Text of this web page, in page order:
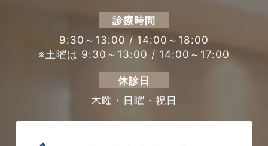
診療時間
9:30～13:00 / 14:00～18:00
※土曜は 9:30～13:00 / 14:00～17:00
休診日
木曜・日曜・祝日